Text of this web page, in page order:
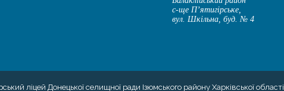
с-ще П’ятигірське,
вул. Шкільна, буд. № 4
ліцей Донецької селищної ради Ізюмського району Харківської області